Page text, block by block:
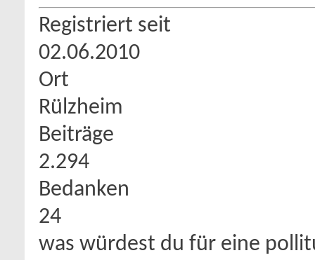
Registriert seit
02.06.2010
Ort
Rülzheim
Beiträge
2.294
Bedanken
24
was würdest du für eine